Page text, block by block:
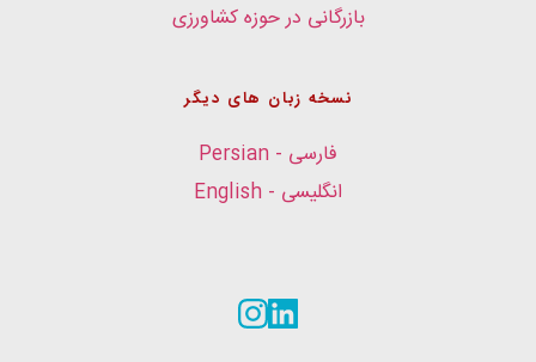
بازرگانی در حوزه کشاورزی
نسخه زبان های دیگر
فارسی - Persian
انگلیسی - English